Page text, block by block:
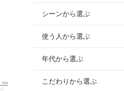
>>
シーンから選ぶ
使う人から選ぶ
年代から選ぶ
こだわりから選ぶ